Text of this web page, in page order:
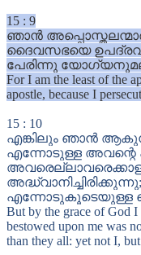
15 : 9
ഞാൻ
ദൈവസഭയെ
പേരിന്നു
For I am the least of the
apostle, because I
15 : 10
എങ്കിലും ഞാൻ
എന്നോടുള്ള
But by the grace of God
bestowed upon me was
than they all: yet not I,